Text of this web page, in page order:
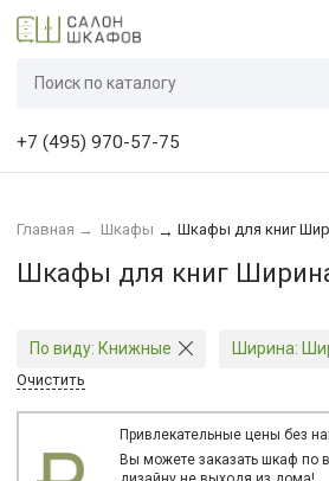
+7 (495) 970-57-75
Главная → Шкафы → Шкафы для книг
Шкафы для книг
По виду: Книжные Ширина:
Очистить
Привлекательные цены без
Вы можете заказать шкаф по